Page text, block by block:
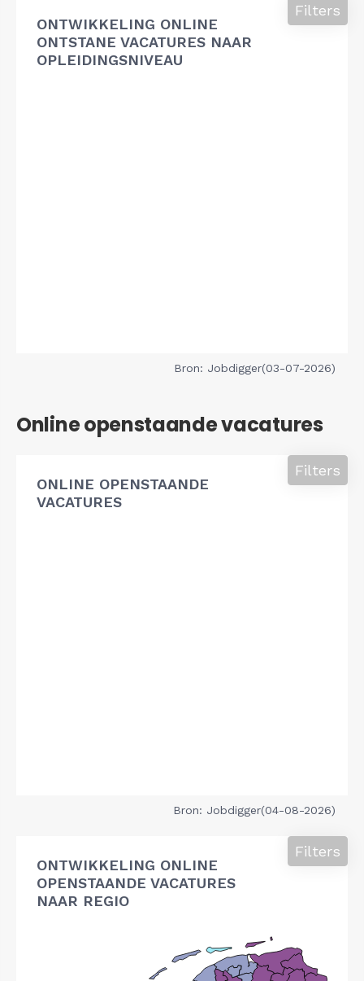
ONTWIKKELING ONLINE
ONTSTANE VACATURES NAAR
OPLEIDINGSNIVEAU
Filters
Bron: Jobdigger(03-07-2026)
Online openstaande vacatures
ONLINE OPENSTAANDE
VACATURES
Filters
Bron: Jobdigger(04-08-2026)
ONTWIKKELING ONLINE
OPENSTAANDE VACATURES
NAAR REGIO
Filters